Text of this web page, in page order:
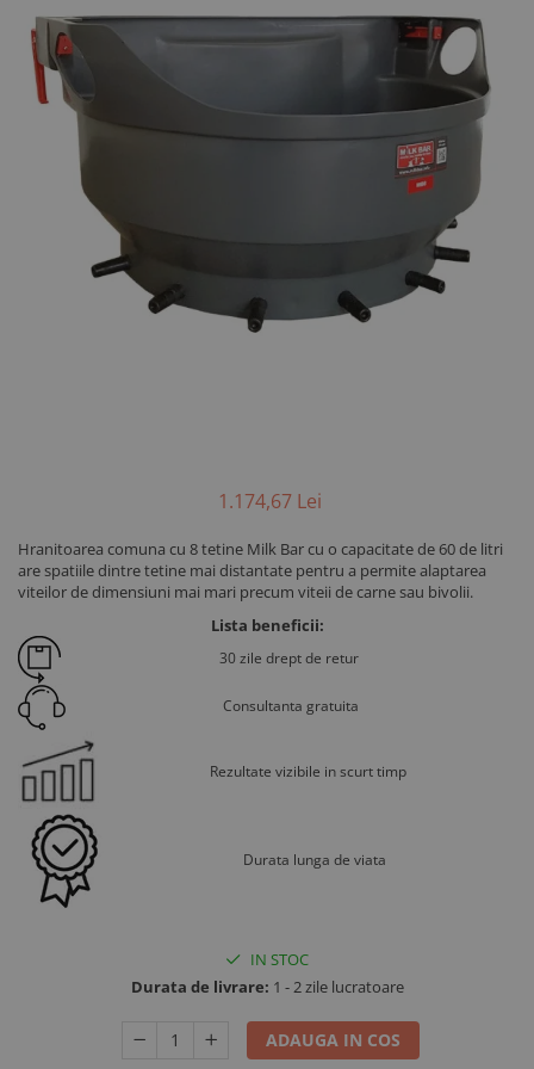
Scule si echipamente trimaj
ongloane
Management vaci
Muls vaci
Accesorii muls vaci
Consumabile muls vaci
Echipamente de muls vaci
Igiena mulsului
Testare si control lapte vaci
Identificare si marcare vaci
Ventilatie si climatizare vaci
Vitei
Alaptare automata vitei
Galeti, bidoane, tetine vitei
Colostru vitei
Cusete si boxe vitei
Accesorii cusete vitei
Boxe comune
Cusete individuale
Furajare si adapare vitei
Suplimente nutritive vitei
1.174,67 Lei
Hranitoarea comuna cu 8 tetine Milk Bar cu o capacitate de 60 de litri
are spatiile dintre tetine mai distantate pentru a permite alaptarea
viteilor de dimensiuni mai mari precum viteii de carne sau bivolii.
Lista beneficii:
30 zile drept de retur
Consultanta gratuita
Rezultate vizibile in scurt timp
Durata lunga de viata
IN STOC
Durata de livrare: 1 - 2 zile lucratoare
ADAUGA IN COS